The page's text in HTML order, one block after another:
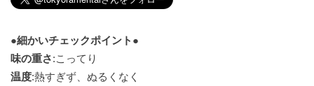
●細かいチェックポイント●
味の重さ:こってり
温度:熱すぎず、ぬるくなく